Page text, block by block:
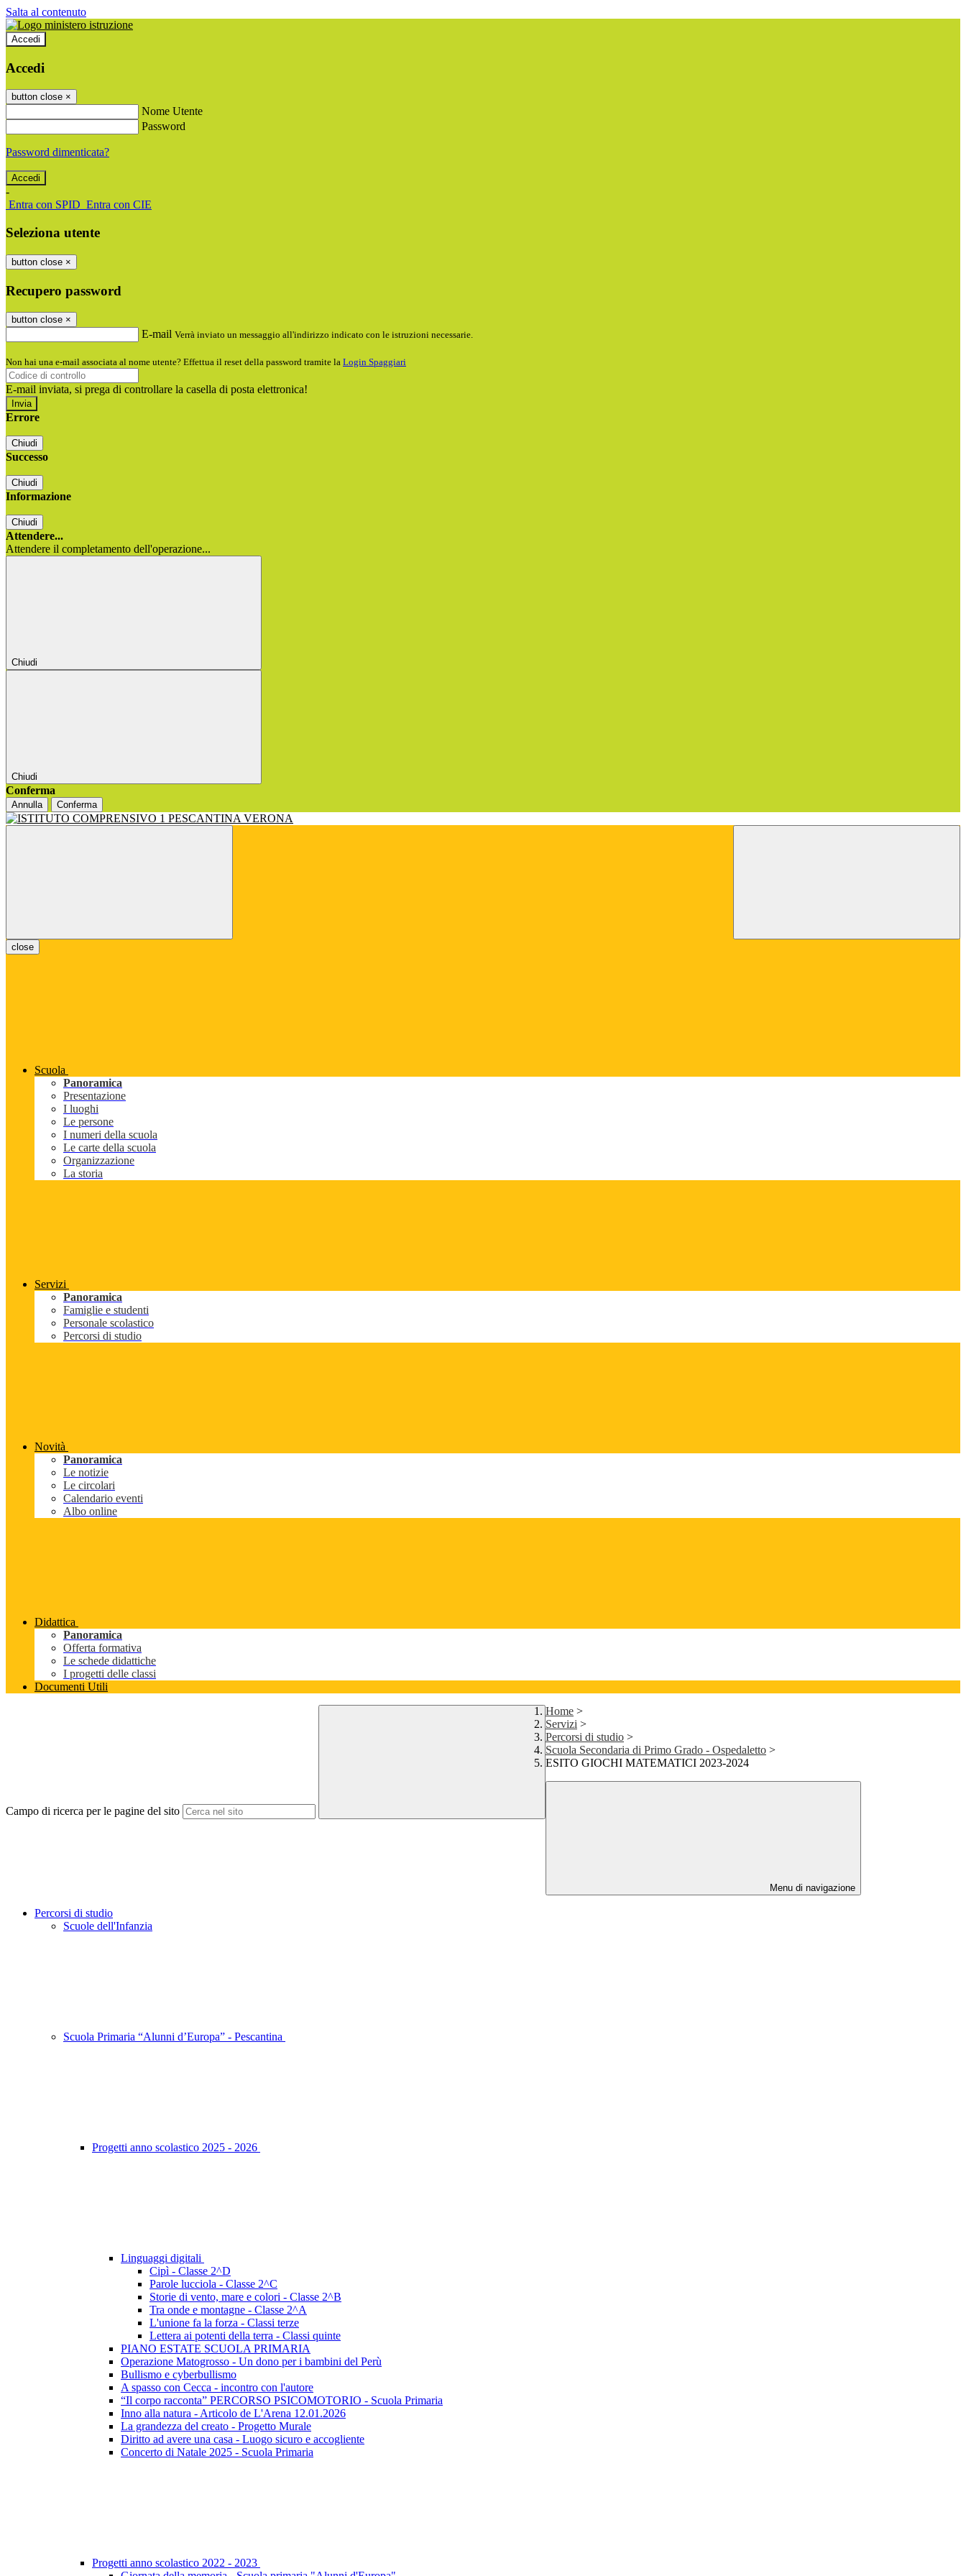
Salta al contenuto
Accedi
Accedi
button close ×
Nome Utente
Password
Password dimenticata?
-
Entra con SPID Entra con CIE
Seleziona utente
button close ×
Recupero password
button close ×
E-mail Verrà inviato un messaggio all'indirizzo indicato con le istruzioni necessarie.
Non hai una e-mail associata al nome utente? Effettua il reset della password tramite la Login Spaggiari
E-mail inviata, si prega di controllare la casella di posta elettronica!
Errore
Chiudi
Successo
Chiudi
Informazione
Chiudi
Attendere...
Attendere il completamento dell'operazione...
Chiudi
Chiudi
Conferma
Annulla Conferma
close
Scuola
Panoramica
Presentazione
I luoghi
Le persone
I numeri della scuola
Le carte della scuola
Organizzazione
La storia
Servizi
Panoramica
Famiglie e studenti
Personale scolastico
Percorsi di studio
Novità
Panoramica
Le notizie
Le circolari
Calendario eventi
Albo online
Didattica
Panoramica
Offerta formativa
Le schede didattiche
I progetti delle classi
Documenti Utili
Campo di ricerca per le pagine del sito
Home >
Servizi >
Percorsi di studio >
Scuola Secondaria di Primo Grado - Ospedaletto >
ESITO GIOCHI MATEMATICI 2023-2024
Menu di navigazione
Percorsi di studio
Scuole dell'Infanzia
Scuola Primaria “Alunni d’Europa” - Pescantina
Progetti anno scolastico 2025 - 2026
Linguaggi digitali
Cipì - Classe 2^D
Parole lucciola - Classe 2^C
Storie di vento, mare e colori - Classe 2^B
Tra onde e montagne - Classe 2^A
L'unione fa la forza - Classi terze
Lettera ai potenti della terra - Classi quinte
PIANO ESTATE SCUOLA PRIMARIA
Operazione Matogrosso - Un dono per i bambini del Perù
Bullismo e cyberbullismo
A spasso con Cecca - incontro con l'autore
“Il corpo racconta” PERCORSO PSICOMOTORIO - Scuola Primaria
Inno alla natura - Articolo de L'Arena 12.01.2026
La grandezza del creato - Progetto Murale
Diritto ad avere una casa - Luogo sicuro e accogliente
Concerto di Natale 2025 - Scuola Primaria
Progetti anno scolastico 2022 - 2023